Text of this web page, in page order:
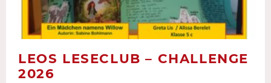
LEOS LESECLUB – CHALLENGE
2026